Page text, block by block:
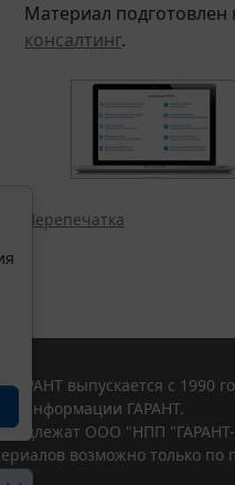
Материал подготовлен
консалтинг.
Перепечатка
выпускается с 1990
информации ГАРАНТ.
ООО "НПП
возможно только